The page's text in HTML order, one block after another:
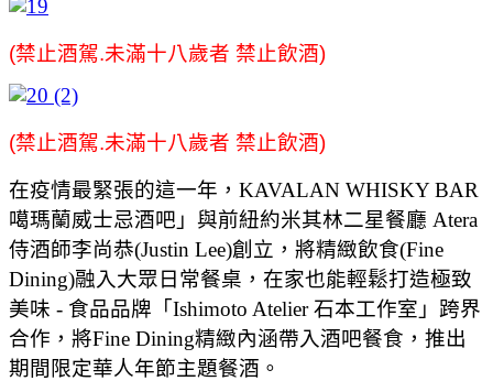
(禁止酒駕.未滿十八歲者 禁止飲酒)
(禁止酒駕.未滿十八歲者 禁止飲酒)
在疫情最緊張的這一年，KAVALAN WHISKY BAR
噶瑪蘭威士忌酒吧」與前紐約米其林二星餐廳 Atera
侍酒師李尚恭(Justin Lee)創立，將精緻飲食(Fine
Dining)融入大眾日常餐桌，在家也能輕鬆打造極致
美味 - 食品品牌「Ishimoto Atelier 石本工作室」跨界
合作，將Fine Dining精緻內涵帶入酒吧餐食，推出
期間限定華人年節主題餐酒。